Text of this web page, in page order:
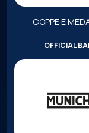
COPPE E
OFFICIAL